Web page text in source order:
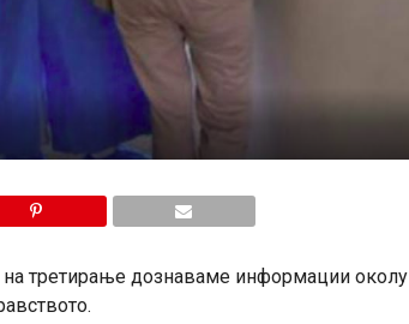
третирање дознаваме информации околу